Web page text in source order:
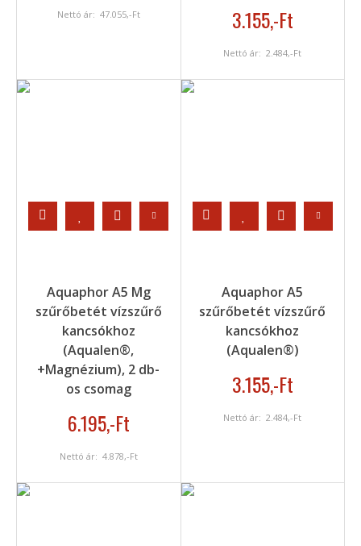
Nettó ár: 47.055,-Ft 3.155,-Ft
Nettó ár:2.484,-Ft
Aquaphor A5 Mg
szűrőbetét vízszűrő
kancsókhoz
(Aqualen®,
+Magnézium), 2 db-
os csomag
6.195,-Ft
Nettó ár: 4.878,-Ft
Aquaphor A5
szűrőbetét vízszűrő
kancsókhoz
(Aqualen®)
3.155,-Ft
Nettó ár:2.484,-Ft